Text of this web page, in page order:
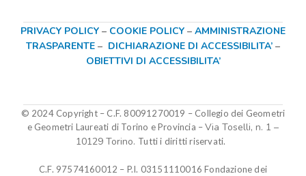
PRIVACY POLICY – COOKIE POLICY – AMMINISTRAZIONE
TRASPARENTE – DICHIARAZIONE DI ACCESSIBILITA’ –
OBIETTIVI DI ACCESSIBILITA’
© 2024 Copyright – C.F. 80091270019 – Collegio dei Geometri
e Geometri Laureati di Torino e Provincia –Via Toselli, n. 1 –
10129 Torino. Tutti i diritti riservati.
C.F. 97574160012 – P.I. 03151110016Fondazione dei